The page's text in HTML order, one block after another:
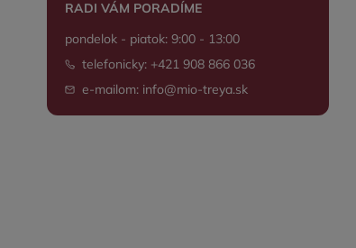
RADI VÁM PORADÍME
pondelok - piatok: 9:00 - 13:00
telefonicky: +421 908 866 036
e-mailom: info@mio-treya.sk